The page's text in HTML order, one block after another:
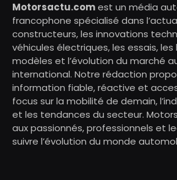
Motorsactu.comest un média
francophone spécialisé dans
constructeurs, les innovations
véhicules électriques, les essais,
modèles et l’évolution du marché
international. Notre rédaction
information fiable, réactive et
focus sur la mobilité de demain,
et les tendances du secteur.
aux passionnés, professionnels et
suivre l’évolution du monde